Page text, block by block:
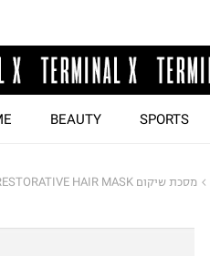
SPORTS
BEAUTY
מסכת שיקום RESTORATIVE HAIR MASK